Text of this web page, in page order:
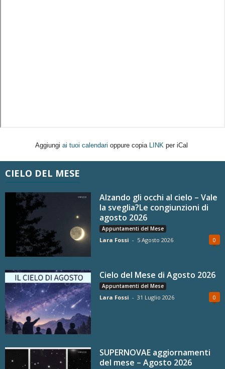
Aggiungi ai tuoi calendari oppure copia LINK per iCal
CIELO DEL MESE
Alzando gli occhi al cielo – Vale
la sveglia?Le congiunzioni di
agosto 2026
Appuntamenti del Mese
Lara Fossi - 5 Agosto 2026 0
Cielo del Mese di Agosto 2026
Appuntamenti del Mese
Lara Fossi - 31 Luglio 2026 0
SUPERNOVAE aggiornamenti
del mese – Agosto 2026